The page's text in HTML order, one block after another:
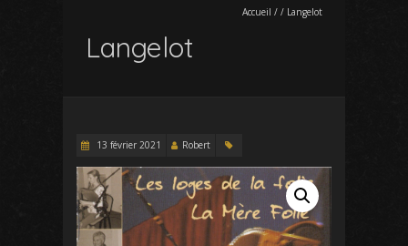
Accueil / / Langelot
Langelot
13 février 2021 Robert